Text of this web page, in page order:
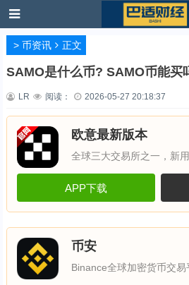
> 币资讯 正文
SAMO是什么币? SAMO币能买
LR 阅读： 2026-05-27 20:18:37
欧意最新版本
全球三大交易所之一，新
APP下载
币安
Binance全球加密货币交易